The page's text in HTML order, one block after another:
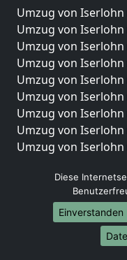
Umzug von Iserlohn
Umzug von
Umzug von
Umzug von Iserlohn
Umzug von
Umzug von
Umzug von
Umzug von Iserlohn
Umzug von
Umzug von
Umzug von
Umzug von
Umzug von
Umzug von
Diese
Einverstanden